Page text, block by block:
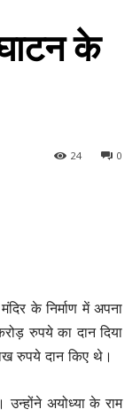
के
0
24
के निर्माण में अपना
रुपये का दान दिया
रुपये दान किए थे।
अयोध्या के राम
5, 2024 0